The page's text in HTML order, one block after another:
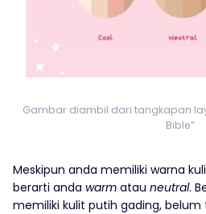
Gambar diambil dari tangkapan
Bible”
Meskipun anda memiliki warna
berarti anda warm atau neutral.
memiliki kulit putih gading,